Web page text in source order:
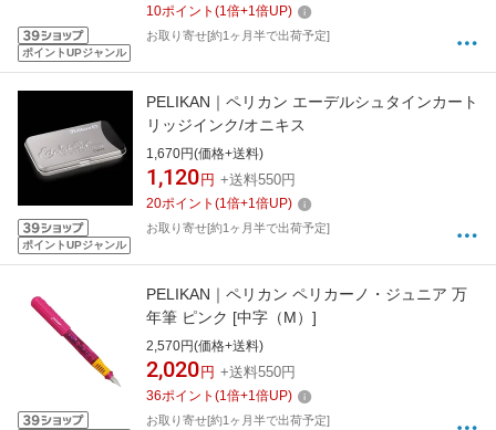
ポイントUPジャンル
10ポイント (1倍+1倍UP)
お取り寄せ[約1ヶ月半で出荷予定]
ポイントUPジャンル
PELIKAN｜ペリカン エーデルシュタインカート
リッジインク/オニキス
1,670円(価格+送料)
1,120 円 +送料550円
20ポイント (1倍+1倍UP)
お取り寄せ[約1ヶ月半で出荷予定]
PELIKAN｜ペリカン ペリカーノ・ジュニア 万
年筆 ピンク [中字（M）]
2,570円(価格+送料)
2,020 円 +送料550円
36ポイント (1倍+1倍UP)
お取り寄せ[約1ヶ月半で出荷予定]